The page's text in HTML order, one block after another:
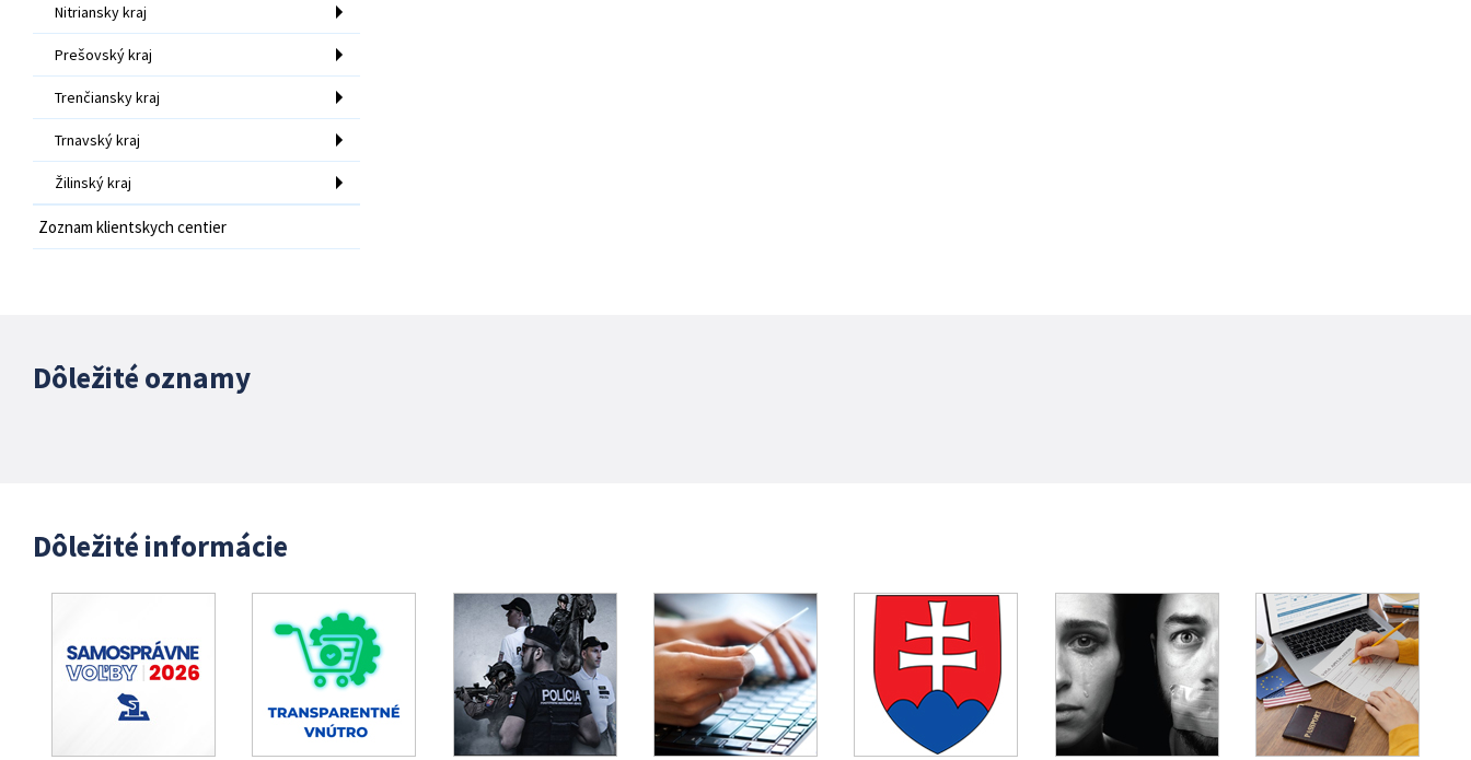
Nitriansky kraj
Prešovský kraj
Trenčiansky kraj
Trnavský kraj
Žilinský kraj
Zoznam klientskych centier
Dôležité oznamy
Dôležité informácie